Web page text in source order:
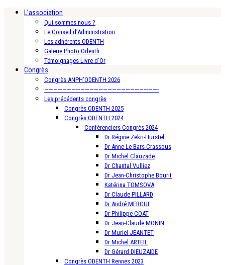
L’association
Qui sommes nous ?
Le Conseil d’Administration
Les adhérents ODENTH
Galerie Photo Odenth
Témoignages Livre d’Or
Congrès
Congrès ANPH’ODENTH 2026
—————————————————————————-
Les précédents congrès
Congrès ODENTH 2025
Congrès ODENTH 2024
Conférenciers Congrès 2024
Dr Régine Zekri-Hurstel
Dr Anne Le Bars-Crassous
Dr Michel Clauzade
Dr Chantal Vulliez
Dr Jean-Christophe Bourit
Katérina TOMSOVA
Dr Claude PILLARD
Dr André MERGUI
Dr Philippe COAT
Dr Jean-Claude MONIN
Dr Muriel JEANTET
Dr Michel ARTEIL
Dr Gérard DIEUZAIDE
Congrès ODENTH Rennes 2023